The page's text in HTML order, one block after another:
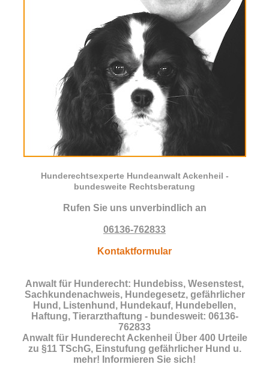
Hunderechtsexperte Hundeanwalt Ackenheil -
bundesweite Rechtsberatung
Rufen Sie uns unverbindlich an
06136-762833
Kontaktformular
Anwalt für Hunderecht: Hundebiss, Wesenstest,
Sachkundenachweis, Hundegesetz, gefährlicher
Hund, Listenhund, Hundekauf, Hundebellen,
Haftung, Tierarzthaftung - bundesweit: 06136-
762833
Anwalt für Hunderecht Ackenheil Über 400 Urteile
zu §11 TSchG, Einstufung gefährlicher Hund u.
mehr! Informieren Sie sich!